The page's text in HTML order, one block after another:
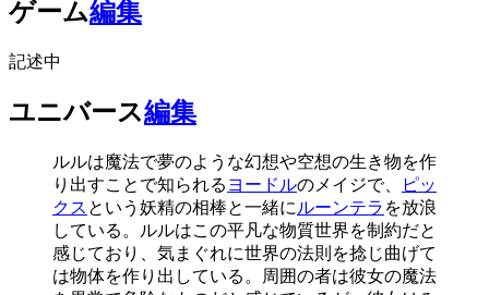
ゲーム編集
記述中
ユニバース編集
ルルは魔法で夢のような幻想や空想の生き物を作
り出すことで知られる ヨードルのメイジで、
ピッ
クス という妖精の相棒と一緒に ルーンテラ を放浪
している。
ルルはこの平凡な物質世界を制約だと
感じており、気まぐれに世界の法則を捻じ曲げて
は物体を作り出している。周囲の者は彼女の魔法